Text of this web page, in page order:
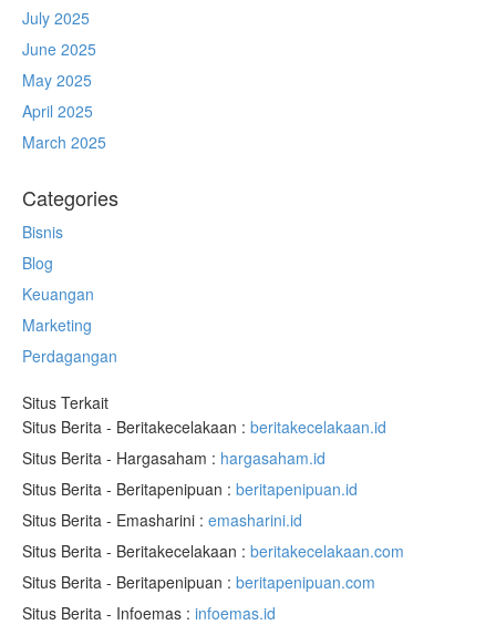
July 2025
June 2025
May 2025
April 2025
March 2025
Categories
Bisnis
Blog
Keuangan
Marketing
Perdagangan
Situs Terkait
Situs Berita - Beritakecelakaan : beritakecelakaan.id
Situs Berita - Hargasaham : hargasaham.id
Situs Berita - Beritapenipuan : beritapenipuan.id
Situs Berita - Emasharini : emasharini.id
Situs Berita - Beritakecelakaan : beritakecelakaan.com
Situs Berita - Beritapenipuan : beritapenipuan.com
Situs Berita - Infoemas : infoemas.id